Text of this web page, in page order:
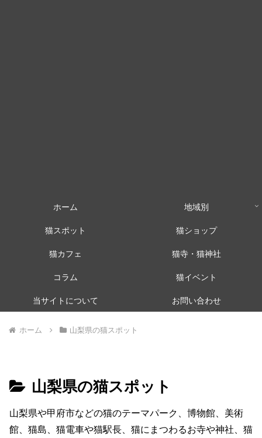
ホーム
地域別
猫スポット
猫ショップ
猫カフェ
猫寺・猫神社
コラム
猫イベント
当サイトについて
お問い合わせ
ホーム 山梨県の猫スポット
山梨県の猫スポット
山梨県や甲府市などの猫のテーマパーク、博物館、美術
館、猫島、猫電車や猫駅長、猫にまつわるお寺や神社、猫